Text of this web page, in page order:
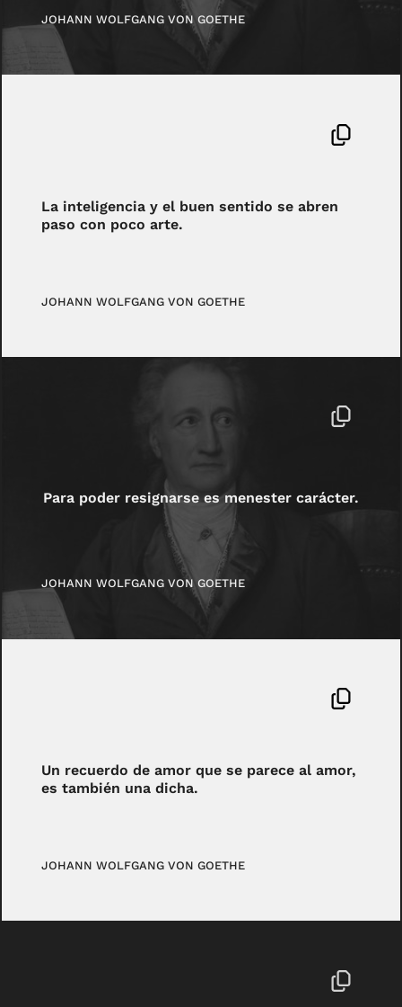
JOHANN WOLFGANG VON GOETHE
La inteligencia y el buen sentido se abren
paso con poco arte.
JOHANN WOLFGANG VON GOETHE
Para poder resignarse es menester carácter.
JOHANN WOLFGANG VON GOETHE
Un recuerdo de amor que se parece al amor,
es también una dicha.
JOHANN WOLFGANG VON GOETHE